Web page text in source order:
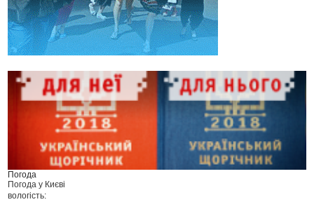
Погода
Погода у Києві
вологість: